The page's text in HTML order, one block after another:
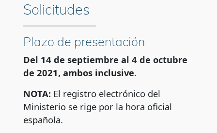
Preguntas frecuentes
Contactos para la resolución de dudas
Solicitudes
Plazo de presentación
Del 14 de septiembre al 4 de octubre
de 2021, ambos inclusive.
NOTA: El registro electrónico del
Ministerio se rige por la hora oficial
española.